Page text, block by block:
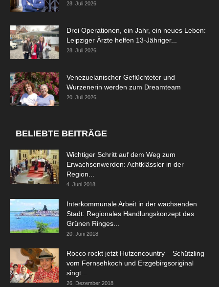
28. Juli 2026
Drei Operationen, ein Jahr, ein neues Leben:
Leipziger Ärzte helfen 13-Jähriger...
28. Juli 2026
Venezuelanischer Geflüchteter und
Wurzenerin werden zum Dreamteam
20. Juli 2026
BELIEBTE BEITRÄGE
Wichtiger Schritt auf dem Weg zum
Erwachsenwerden: Achtklässler in der
Region...
4. Juni 2018
Interkommunale Arbeit in der wachsenden
Stadt: Regionales Handlungskonzept des
Grünen Ringes...
20. Juni 2018
Rocco rockt jetzt Hutzencountry – Schützling
vom Fernsehkoch und Erzgebirgsoriginal
singt...
26. Dezember 2018